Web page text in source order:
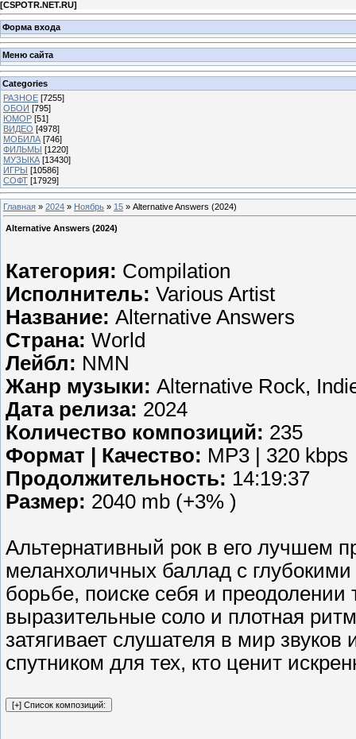
[CSPOTR.NET.RU]
Форма входа
Меню сайта
Categories
РАЗНОЕ [7255]
ОБОИ [795]
ЮМОР [51]
ВИДЕО [4978]
МОБИЛА [746]
ФИЛЬМЫ [1220]
МУЗЫКА [13430]
ИГРЫ [10586]
СОФТ [17929]
Главная » 2024 » Ноябрь » 15 » Alternative Answers (2024)
Alternative Answers (2024)
Категория: Compilation
Исполнитель: Various Artist
Название: Alternative Answers
Страна: World
Лейбл: NMN
Жанр музыки: Alternative Rock,
Дата релиза: 2024
Количество композиций: 235
Формат | Качество: MP3 | 320 kbps
Продолжительность: 14:19:37
Размер: 2040 mb (+3% )
Альтернативный рок в его лучшем
меланхоличных баллад с
борьбе, поиске себя и
выразительные соло и плотная
затягивает слушателя в мир
спутником для тех, кто ценит